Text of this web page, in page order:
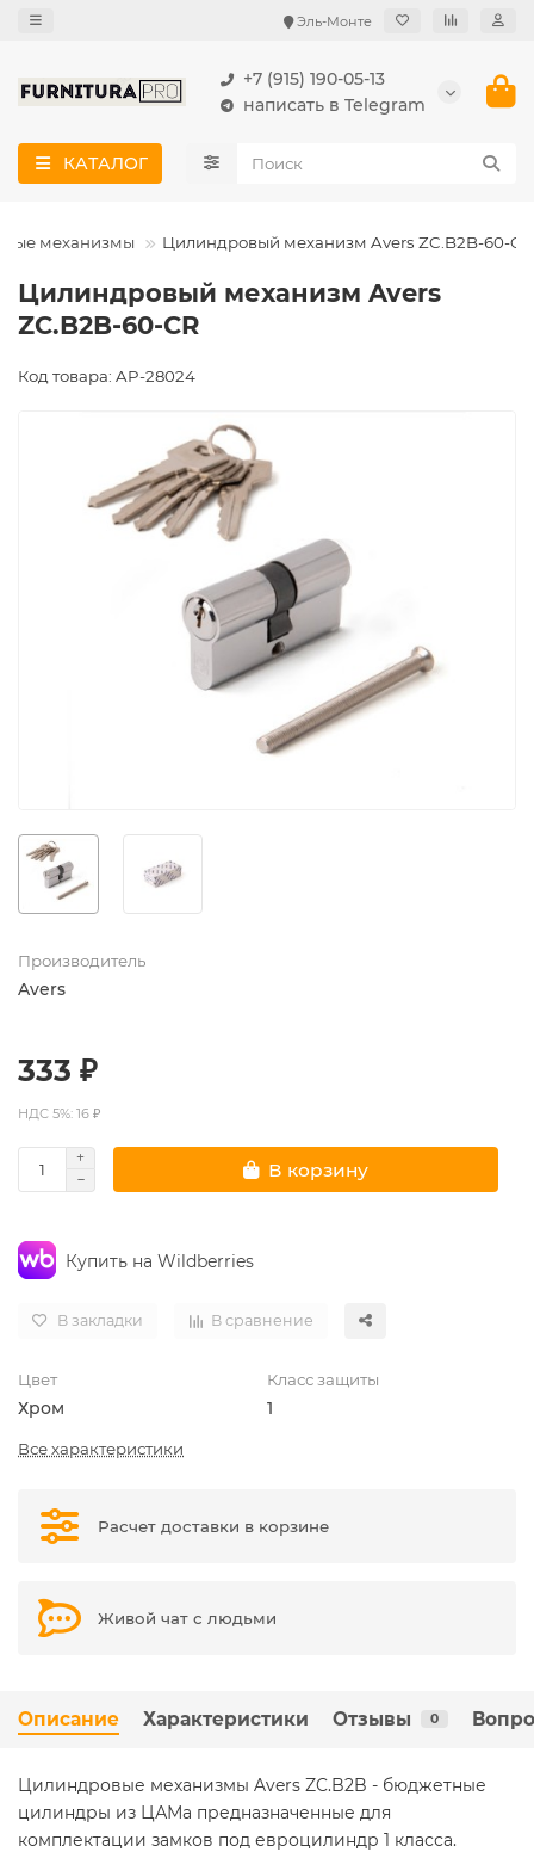
Эль-Монте
+7 (915) 190-05-13
написать в Telegram
КАТАЛОГ
механизмы Цилиндровый механизм Avers ZC.B2B-60-CR
Цилиндровый механизм Avers
ZC.B2B-60-CR
Код товара: AP-28024
Производитель
Avers
333 ₽
НДС 5%: 16 ₽
В корзину
Купить на Wildberries
В закладки В сравнение
Цвет
Хром
Класс защиты
1
Все характеристики
Расчет доставки в корзине
Живой чат с людьми
Описание Характеристики Отзывы 0
Цилиндровые механизмы Avers ZC.B2B - бюджетные
цилиндры из ЦАМа предназначенные для
комплектации замков под евроцилиндр 1 класса.